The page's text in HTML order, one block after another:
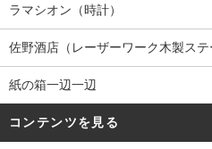
ラマシオン（時計）
佐野酒店（レーザーワーク木製ステ
紙の箱一辺一辺
コンテンツを見る